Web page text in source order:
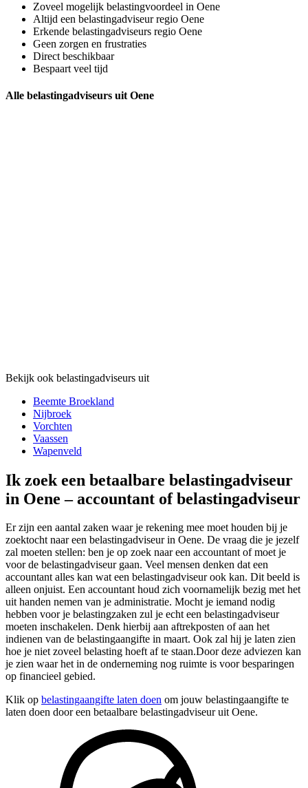
Zoveel mogelijk belastingvoordeel in Oene
Altijd een belastingadviseur regio Oene
Erkende belastingadviseurs regio Oene
Geen zorgen en frustraties
Direct beschikbaar
Bespaart veel tijd
Alle belastingadviseurs uit Oene
Bekijk ook belastingadviseurs uit
Beemte Broekland
Nijbroek
Vorchten
Vaassen
Wapenveld
Ik zoek een betaalbare belastingadviseur
in Oene – accountant of belastingadviseur
Er zijn een aantal zaken waar je rekening mee moet houden bij je
zoektocht naar een belastingadviseur in Oene. De vraag die je jezelf
zal moeten stellen: ben je op zoek naar een accountant of moet je
voor de belastingadviseur gaan. Veel mensen denken dat een
accountant alles kan wat een belastingadviseur ook kan. Dit beeld is
alleen onjuist. Een accountant houd zich voornamelijk bezig met het
uit handen nemen van je administratie. Mocht je iemand nodig
hebben voor je belastingzaken zul je echt een belastingadviseur
moeten inschakelen. Denk hierbij aan aftrekposten of aan het
indienen van de belastingaangifte in maart. Ook zal hij je laten zien
hoe je niet zoveel belasting hoeft af te staan.Door deze adviezen kan
je zien waar het in de onderneming nog ruimte is voor besparingen
op financieel gebied.
Klik op belastingaangifte laten doen om jouw belastingaangifte te
laten doen door een betaalbare belastingadviseur uit Oene.